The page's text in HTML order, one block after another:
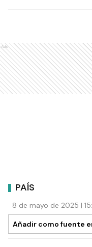
Ads
PAÍS
8 de mayo de 2025 |
Añadir como fuente